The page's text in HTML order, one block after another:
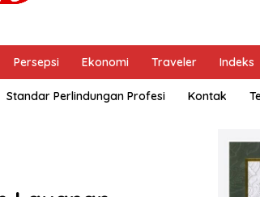
Persepsi Ekonomi Traveler Indeks
Standar Perlindungan Profesi Kontak